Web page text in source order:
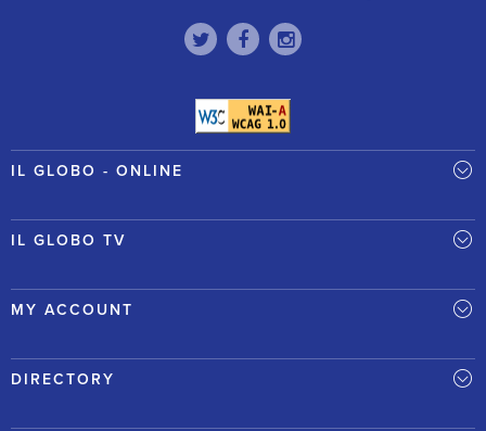
IL GLOBO - ONLINE
IL GLOBO TV
MY ACCOUNT
DIRECTORY